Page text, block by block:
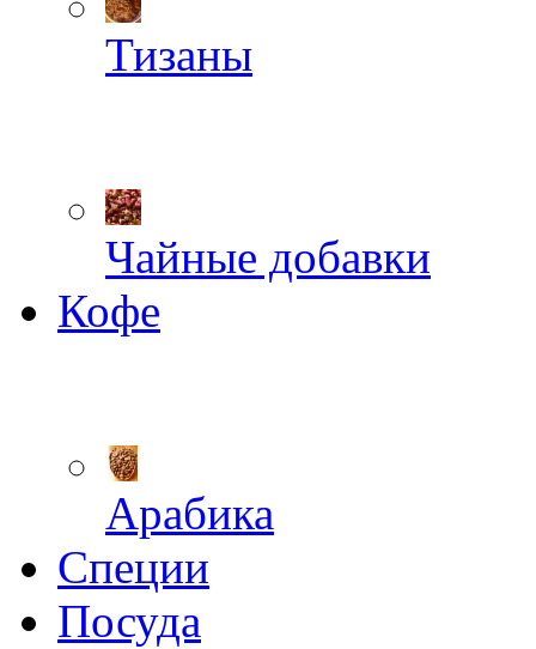
Тизаны
Чайные добавки
Кофе
Арабика
Специи
Посуда